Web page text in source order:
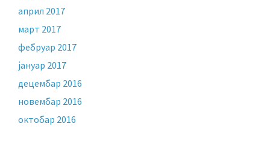
април 2017
март 2017
фебруар 2017
јануар 2017
децембар 2016
новембар 2016
октобар 2016